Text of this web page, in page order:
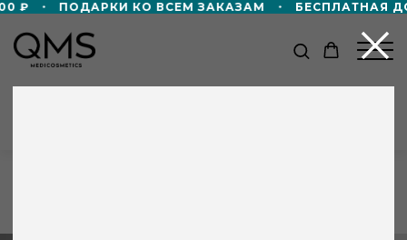
₽ ПОДАРКИ КО ВСЕМ ЗАКАЗАМ БЕСПЛАТНАЯ